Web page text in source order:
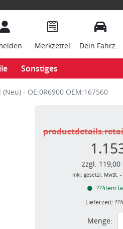
Merkzettel Dein Fahrzeug
Sonstiges
- OE:0R6900 OEM:167560
zzgl. 119,00
inkl. gesetzl. MwSt.
Lieferzeit:
Menge: